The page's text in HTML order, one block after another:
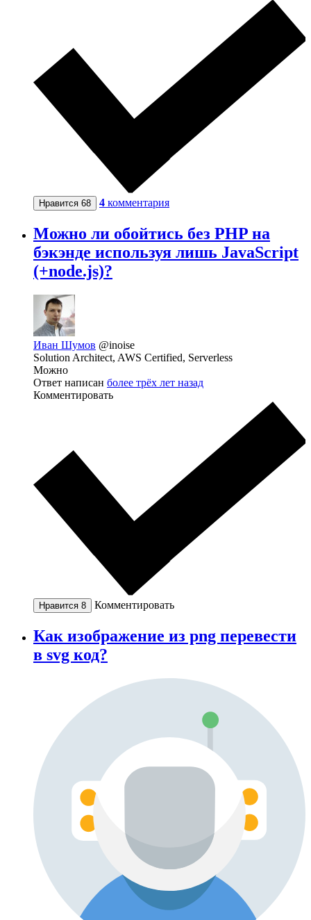
Нравится 68 4 комментария
Можно ли обойтись без PHP на
бэкэнде используя лишь JavaScript
(+node.js)?
Иван Шумов @inoise
Solution Architect, AWS Certified, Serverless
Можно
Ответ написан более трёх лет назад
Комментировать
Нравится 8 Комментировать
Как изображение из png перевести
в svg код?